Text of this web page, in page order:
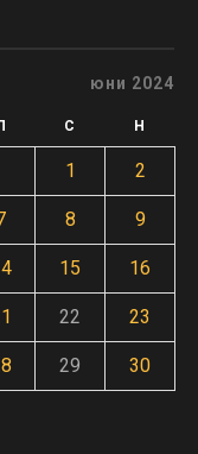
юни 2024
С Н
1 2
8 9
15 16
22 23
29 30